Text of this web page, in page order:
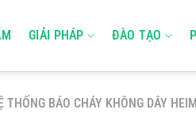
GIẢI PHÁP ĐÀO TẠO
THỐNG BÁO CHÁY KHÔNG DÂY